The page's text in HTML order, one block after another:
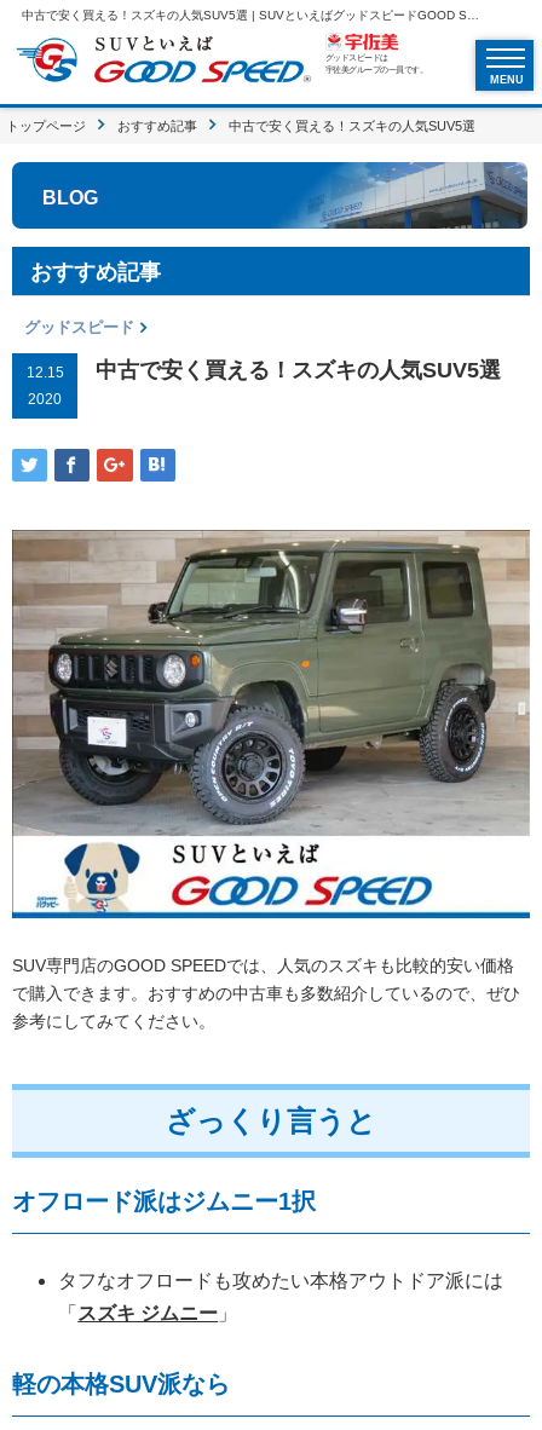
グッドスピードは
宇佐美グループの一員です。
MENU
トップページ おすすめ記事 中古で安く買える！スズキの人気SUV5選
BLOG
おすすめ記事
グッドスピード
12.15
2020
中古で安く買える！スズキの人気SUV5選
SUV専門店のGOOD SPEEDでは、人気のスズキも比較的安い価格
で購入できます。おすすめの中古車も多数紹介しているので、ぜひ
参考にしてみてください。
ざっくり言うと
オフロード派はジムニー1択
タフなオフロードも攻めたい本格アウトドア派には
「 スズキ ジムニー 」
軽の本格SUV派なら